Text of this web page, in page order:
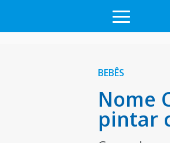
BEBÊS
Nome
pintar